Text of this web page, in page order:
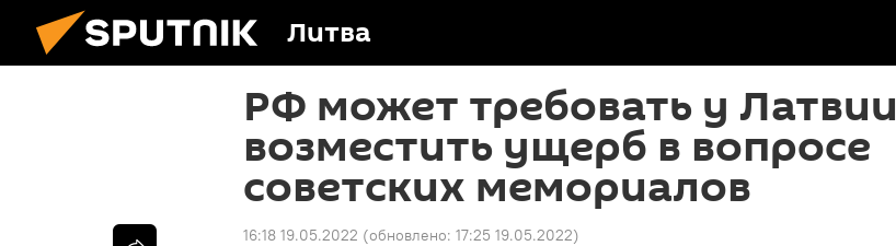
Литва
РФ может требовать у Латвии
возместить ущерб в вопросе
советских мемориалов
16:18 19.05.2022 (обновлено: 17:25 19.05.2022)